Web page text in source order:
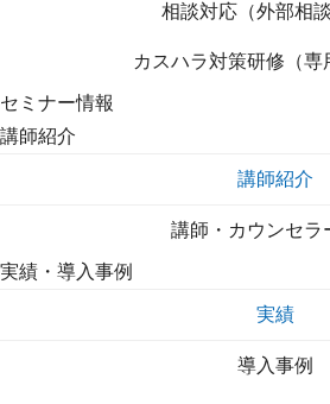
相談対応（外部相談
カスハラ対策研修（専
セミナー情報
講師紹介
講師紹介
講師・カウンセラ
実績・導入事例
実績
導入事例